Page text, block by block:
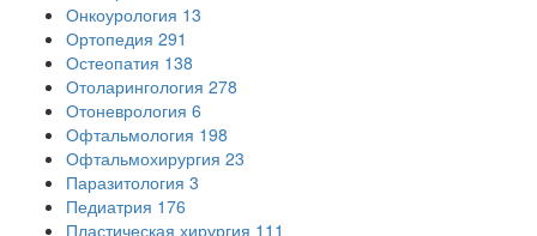
Онкоурология 13
Ортопедия 291
Остеопатия 138
Отоларингология 278
Отоневрология 6
Офтальмология 198
Офтальмохирургия 23
Паразитология 3
Педиатрия 176
Пластическая хирургия 111